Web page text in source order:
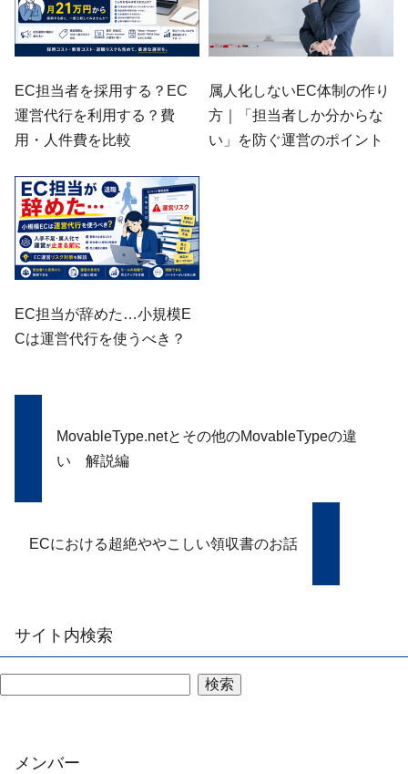
EC担当者を採用する？EC
運営代行を利用する？費
用・人件費を比較
属人化しないEC体制の作り
方｜「担当者しか分からな
い」を防ぐ運営のポイント
EC担当が辞めた…小規模E
Cは運営代行を使うべき？
MovableType.netとその他のMovableTypeの違
い 解説編
ECにおける超絶ややこしい領収書のお話
サイト内検索
検索
メンバー